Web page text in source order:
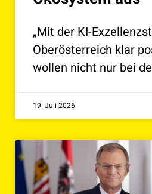
„Mit der KI-
Oberösterreich klar
wollen nicht nur bei
19. Juli 2026